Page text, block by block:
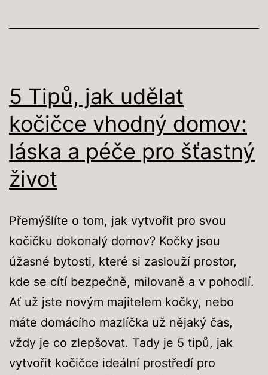
kočkám
5 Tipů, jak udělat
kočičce vhodný domov:
láska a péče pro šťastný
život
Přemýšlíte o tom, jak vytvořit pro svou
kočičku dokonalý domov? Kočky jsou
úžasné bytosti, které si zaslouží prostor,
kde se cítí bezpečně, milovaně a v pohodlí.
Ať už jste novým majitelem kočky, nebo
máte domácího mazlíčka už nějaký čas,
vždy je co zlepšovat. Tady je 5 tipů, jak
vytvořit kočičce ideální prostředí pro